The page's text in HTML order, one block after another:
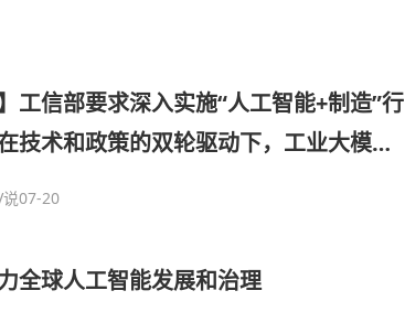
工信部要求深入实施“人工智能+制造”行
技术和政策的双轮驱动下，工业大模型
说07-20
全球人工智能发展和治理